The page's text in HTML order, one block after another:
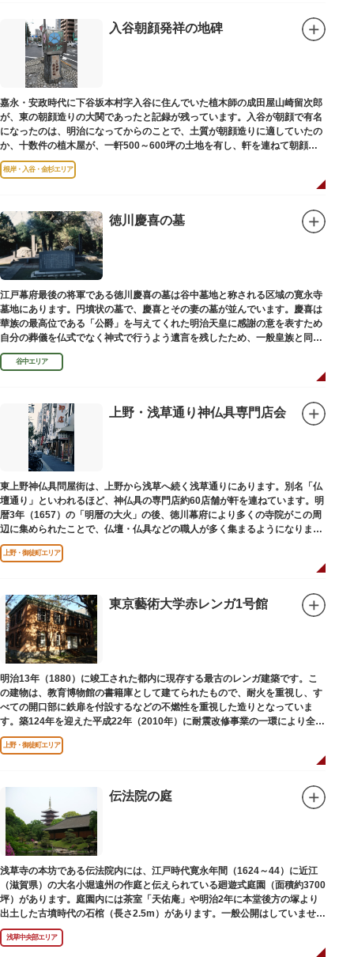
入谷朝顔発祥の地碑
嘉永・安政時代に下谷坂本村字入谷に住んでいた植木師の成田屋山崎留次郎
が、東の朝顔造りの大関であったと記録が残っています。入谷が朝顔で有名
になったのは、明治になってからのことで、土質が朝顔造りに適していたの
か、十数件の植木屋が、一軒500～600坪の土地を有し、軒を連ねて朝顔造
りをはじめました。
根岸・入谷・金杉エリア
徳川慶喜の墓
江戸幕府最後の将軍である徳川慶喜の墓は谷中墓地と称される区域の寛永寺
墓地にあります。円墳状の墓で、慶喜とその妻の墓が並んでいます。慶喜は
華族の最高位である「公爵」を与えてくれた明治天皇に感謝の意を表すため
自分の葬儀を仏式でなく神式で行うよう遺言を残したため、一般皇族と同じ
ような円墳が建てられました。
谷中エリア
上野・浅草通り神仏具専門店会
東上野神仏具問屋街は、上野から浅草へ続く浅草通りにあります。別名「仏
壇通り」といわれるほど、神仏具の専門店約60店舗が軒を連ねています。明
暦3年（1657）の「明暦の大火」の後、徳川幕府により多くの寺院がこの周
辺に集められたことで、仏壇・仏具などの職人が多く集まるようになりまし
た。
上野・御徒町エリア
東京藝術大学赤レンガ1号館
明治13年（1880）に竣工された都内に現存する最古のレンガ建築です。こ
の建物は、教育博物館の書籍庫として建てられたもので、耐火を重視し、す
べての開口部に鉄扉を付設するなどの不燃性を重視した造りとなっていま
す。築124年を迎えた平成22年（2010年）に耐震改修事業の一環により全面
改修が施されました。
上野・御徒町エリア
伝法院の庭
浅草寺の本坊である伝法院内には、江戸時代寛永年間（1624～44）に近江
（滋賀県）の大名小堀遠州の作庭と伝えられている廻遊式庭園（面積約3700
坪）があります。庭園内には茶室「天佑庵」や明治2年に本堂後方の塚より
出土した古墳時代の石棺（長さ2.5m）があります。一般公開はしていません
が、不定期で特別公開されることがあります。
浅草中央部エリア